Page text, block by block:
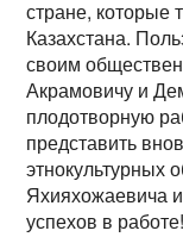
стране, которые
Казахстана.
своим
Акрамовичу и
плодотворную
представить
этнокультурных
Яхияхожаевича
успехов в работе!